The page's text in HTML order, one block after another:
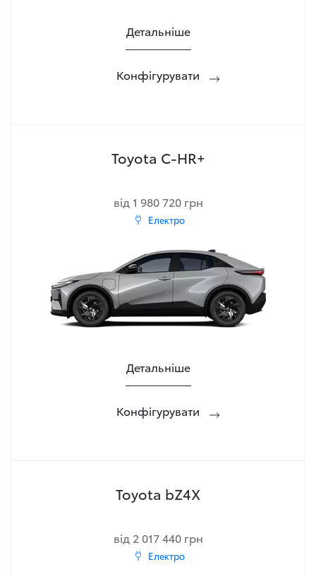
Детальніше
Конфігурувати
Toyota C-HR+
від 1 980 720 грн
Електро
Детальніше
Конфігурувати
Toyota bZ4X
від 2 017 440 грн
Електро